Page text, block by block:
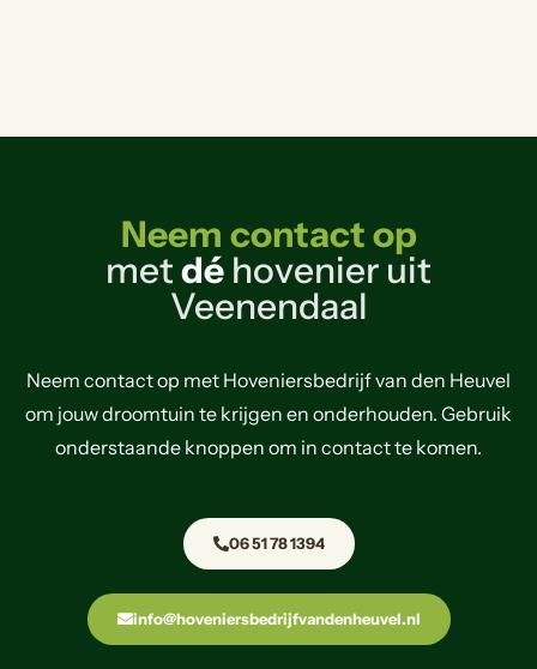
Neem contact op
metdé hovenier uit
Veenendaal
Neem contact op met Hoveniersbedrijf van den Heuvel
om jouw droomtuin te krijgen en onderhouden. Gebruik
onderstaande knoppen om in contact te komen.
06 51 78 1394
info@hoveniersbedrijfvandenheuvel.nl